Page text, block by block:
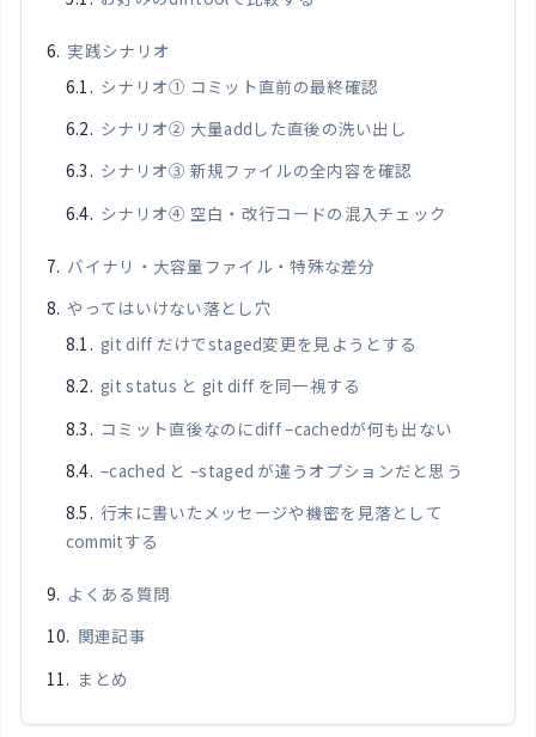
実践シナリオ
シナリオ① コミット直前の最終確認
シナリオ② 大量addした直後の洗い出し
シナリオ③ 新規ファイルの全内容を確認
シナリオ④ 空白・改行コードの混入チェック
バイナリ・大容量ファイル・特殊な差分
やってはいけない落とし穴
git diff だけでstaged変更を見ようとする
git status と git diff を同一視する
コミット直後なのにdiff –cachedが何も出ない
–cached と –staged が違うオプションだと思う
行末に書いたメッセージや機密を見落として
commitする
よくある質問
関連記事
まとめ